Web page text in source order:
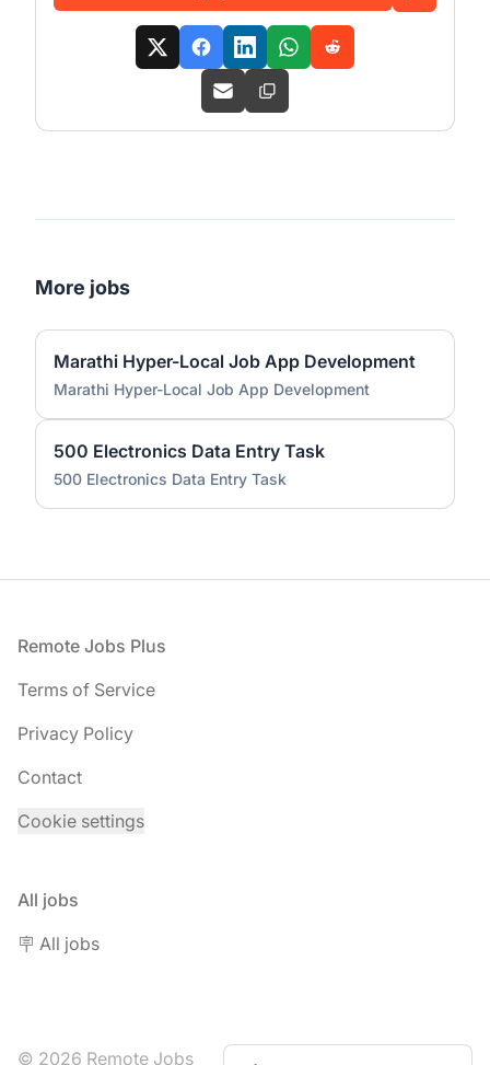
More jobs
Marathi Hyper-Local Job App Development
Marathi Hyper-Local Job App Development
500 Electronics Data Entry Task
500 Electronics Data Entry Task
Footer
Remote Jobs Plus
Terms of Service
Privacy Policy
Contact
Cookie settings
All jobs
🪧 All jobs
© 2026 Remote Jobs